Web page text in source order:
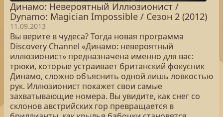
Динамо: Невероятный Иллюзионист /
Dynamo: Magician Impossible / Сезон 2 (2012)
11.09.2013
Вы верите в чудеса? Тогда новая программа
Discovery Channel «Динамо: невероятный
иллюзионист» предназначена именно для вас:
трюки, которые устраивает британский фокусник
Динамо, сложно объяснить одной лишь ловкостью
рук. Иллюзионист покажет свои самые
захватывающие номера. Вы увидите, как снег со
склонов австрийских гор превращается в